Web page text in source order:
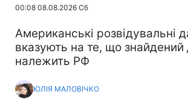
00:08 08.08.2026 Сб
Американські розвідувальні
вказують на те, що знайдений
належить РФ
ЮЛІЯ МАЛОВІЧКО